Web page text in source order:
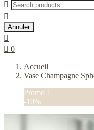


Annuler

 0
Accueil
Vase Champagne
Promo !
-10%